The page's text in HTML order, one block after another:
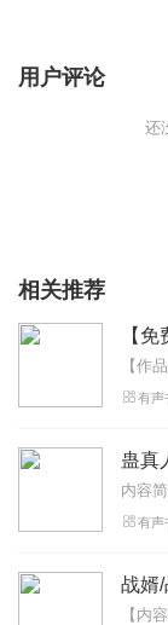
用户评论
还
相关推荐
有声
有声
战婿